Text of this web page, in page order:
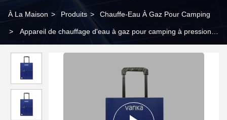
À La Maison > Produits > Chauffe-Eau À Gaz Pour Camping
> Appareil de chauffage d'eau à gaz pour camping à pression
réservoir